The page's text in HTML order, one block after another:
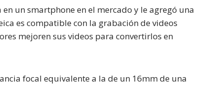
un smartphone en el mercado y le agregó una
es compatible con la grabación de videos
mejoren sus videos para convertirlos en
focal equivalente a la de un 16mm de una